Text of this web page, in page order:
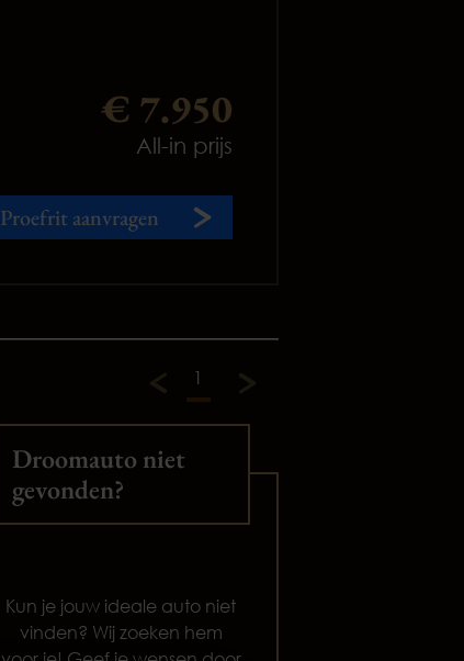
€ 7.950
All-in prijs
Proefrit aanvragen
1
Droomauto niet
gevonden?
Kun je jouw ideale auto niet
vinden? Wij zoeken hem